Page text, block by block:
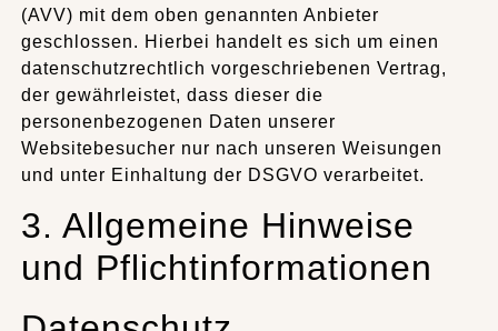
(AVV) mit dem oben genannten Anbieter
geschlossen. Hierbei handelt es sich um einen
datenschutzrechtlich vorgeschriebenen Vertrag,
der gewährleistet, dass dieser die
personenbezogenen Daten unserer
Websitebesucher nur nach unseren Weisungen
und unter Einhaltung der DSGVO verarbeitet.
3. Allgemeine Hinweise
und Pflichtinformationen